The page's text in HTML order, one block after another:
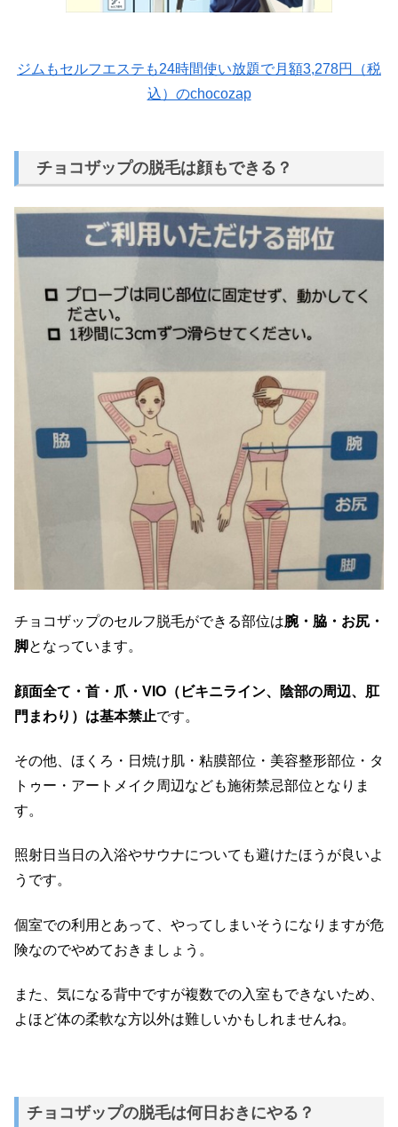
ジムもセルフエステも24時間使い放題で月額3,278円（税
込）のchocozap
チョコザップの脱毛は顔もできる？
チョコザップのセルフ脱毛ができる部位は腕・脇・お尻・
脚となっています。
顔面全て・首・爪・VIO（ビキニライン、陰部の周辺、肛
門まわり）は基本禁止です。
その他、ほくろ・日焼け肌・粘膜部位・美容整形部位・タ
トゥー・アートメイク周辺なども施術禁忌部位となりま
す。
照射日当日の入浴やサウナについても避けたほうが良いよ
うです。
個室での利用とあって、やってしまいそうになりますが危
険なのでやめておきましょう。
また、気になる背中ですが複数での入室もできないため、
よほど体の柔軟な方以外は難しいかもしれませんね。
チョコザップの脱毛は何日おきにやる？